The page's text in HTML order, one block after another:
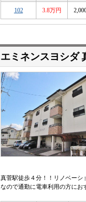
102 3.8万円
エミネンスヨシダ
真菅駅徒歩４分！！リノベー
なので通勤に電車利用の方にお